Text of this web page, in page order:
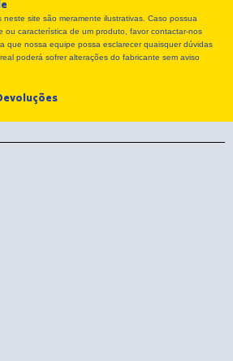
site são meramente ilustrativas. Caso possua
ou característica de um produto, favor contactar-nos
que nossa equipe possa esclarecer quaisquer dúvidas
poderá sofrer alterações do fabricante sem aviso